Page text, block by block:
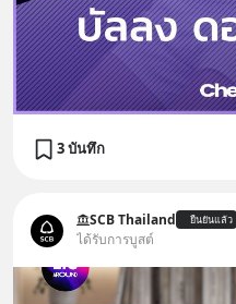
3 บันทึก
SCB Thailand ยืนยันแล้ว
ได้รับการบูสต์